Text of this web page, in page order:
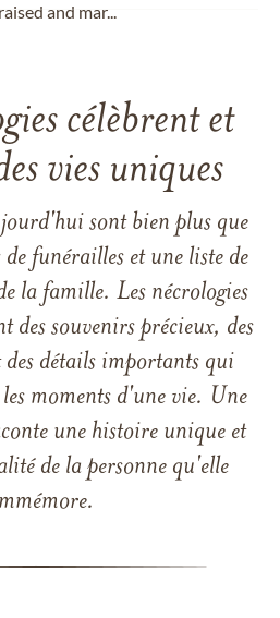
and mar...
célèbrent et
vies uniques
sont bien plus que
de funérailles et une liste de
la famille. Les nécrologies
des souvenirs précieux, des
des détails importants qui
moments d'une vie. Une
une histoire unique et
de la personne qu'elle